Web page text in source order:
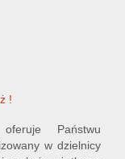
!
Państwu
w dzielnicy